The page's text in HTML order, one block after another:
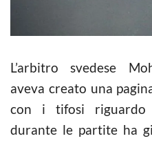
L’arbitro svedese
aveva creato una
con i tifosi riguardo
durante le partite ha